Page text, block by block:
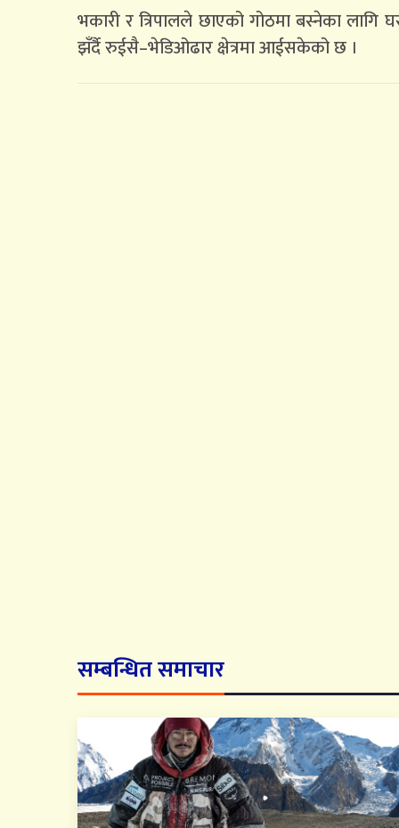
भकारी र त्रिपालले छाएको गोठमा बस्नेका लागि
झँर्दै रुईसै–भेडिओढार क्षेत्रमा आईसकेको छ ।
सम्बन्धित समाचार